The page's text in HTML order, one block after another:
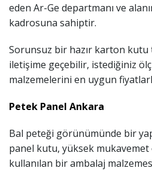
eden Ar-Ge departmanı ve
kadrosuna sahiptir.
Sorunsuz bir hazır karton kutu
iletişime geçebilir, istediğiniz
malzemelerini en uygun
Petek Panel Ankara
Bal peteği görünümünde bir
panel kutu, yüksek
kullanılan bir ambalaj